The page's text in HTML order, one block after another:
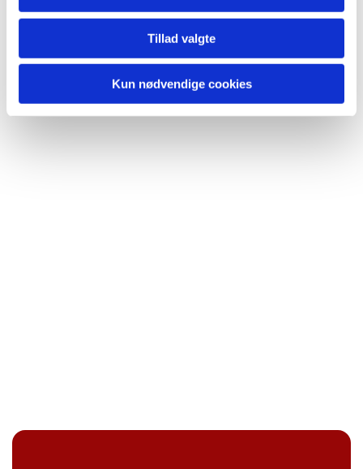
Tillad valgte
Kun nødvendige cookies